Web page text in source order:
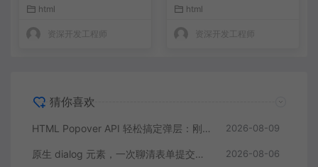
html
资深开发工程师
html
资深开发工程师
猜你喜欢
HTML Popover API 轻松搞定弹层：刚学会了，真的不用写 JS 2026-08-09
原生 dialog 元素，一次聊清表单提交、焦点管理和动画 2026-08-06